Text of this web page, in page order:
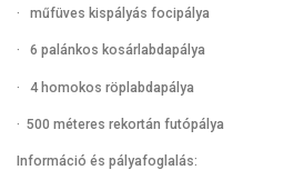
· műfüves kispályás focipálya
· 6 palánkos kosárlabdapálya
· 4 homokos röplabdapálya
· 500 méteres rekortán futópálya
Információ és pályafoglalás: